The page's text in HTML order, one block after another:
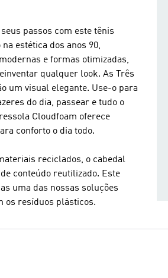
passos com este tênis
estética dos anos 90,
e formas otimizadas,
qualquer look. As Três
um visual elegante. Use-o para
do dia, passear e tudo o
Cloudfoam oferece
conforto o dia todo.
reciclados, o cabedal
conteúdo reutilizado. Este
uma das nossas soluções
os resíduos plásticos.